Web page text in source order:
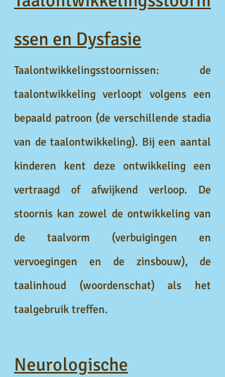
ssen en Dysfasie
Taalontwikkelingsstoornissen: de
taalontwikkeling verloopt volgens een
bepaald patroon (de verschillende stadia
van de taalontwikkeling). Bij een aantal
kinderen kent deze ontwikkeling een
vertraagd of afwijkend verloop. De
stoornis kan zowel de ontwikkeling van
de taalvorm (verbuigingen en
vervoegingen en de zinsbouw), de
taalinhoud (woordenschat) als het
taalgebruik treffen.
Neurologische